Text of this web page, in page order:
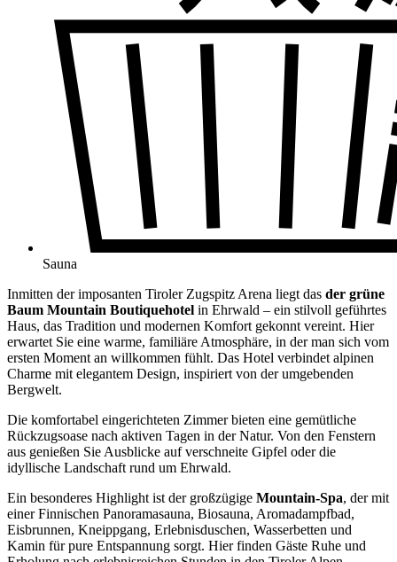
Sauna
Inmitten der imposanten Tiroler Zugspitz Arena liegt das der grüne
Baum Mountain Boutiquehotel in Ehrwald – ein stilvoll geführtes
Haus, das Tradition und modernen Komfort gekonnt vereint. Hier
erwartet Sie eine warme, familiäre Atmosphäre, in der man sich vom
ersten Moment an willkommen fühlt. Das Hotel verbindet alpinen
Charme mit elegantem Design, inspiriert von der umgebenden
Bergwelt.
Die komfortabel eingerichteten Zimmer bieten eine gemütliche
Rückzugsoase nach aktiven Tagen in der Natur. Von den Fenstern
aus genießen Sie Ausblicke auf verschneite Gipfel oder die
idyllische Landschaft rund um Ehrwald.
Ein besonderes Highlight ist der großzügige Mountain-Spa, der mit
einer Finnischen Panoramasauna, Biosauna, Aromadampfbad,
Eisbrunnen, Kneippgang, Erlebnisduschen, Wasserbetten und
Kamin für pure Entspannung sorgt. Hier finden Gäste Ruhe und